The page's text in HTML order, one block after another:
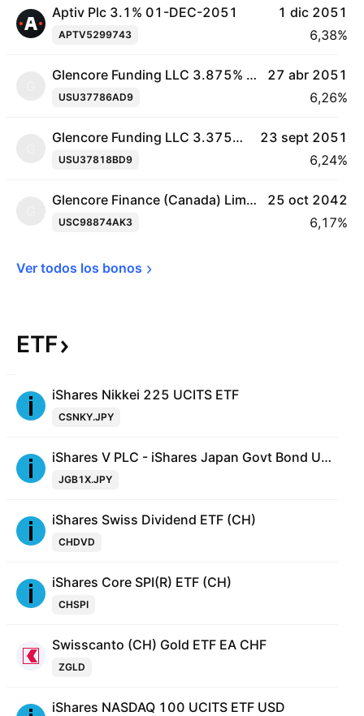
Aptiv Plc 3.1% 01-DEC-2051
APTV5299743 6,38%
1 dic 2051
Glencore Funding LLC 3.875% 27-APR-2051
USU37786AD9 6,26%
27 abr 2051
Glencore Funding LLC 3.375% 23-SEP-2051
USU37818BD9 6,24%
23 sept 2051
Glencore Finance (Canada) Limited 5.55% 25-OCT-2042
USC98874AK3 6,17%
25 oct 2042
Ver todos los bonos
ETF
iShares Nikkei 225 UCITS ETF
CSNKY.JPY
iShares V PLC - iShares Japan Govt Bond UCITS ETF Accum- JPY
JGB1X.JPY
iShares Swiss Dividend ETF (CH)
CHDVD
iShares Core SPI(R) ETF (CH)
CHSPI
Swisscanto (CH) Gold ETF EA CHF
ZGLD
iShares NASDAQ 100 UCITS ETF USD